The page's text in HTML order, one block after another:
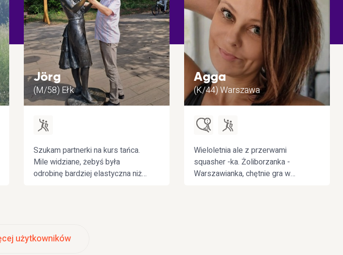
Jörg
(M/58) Ełk
Szukam partnerki na kurs tańca.
Mile widziane, żebyś była
odrobinę bardziej elastyczna niż
Agga
(K/44) Warszawa
Wieloletnia ale z przerwami
squasher -ka. Żoliborzanka -
Warszawianka, chętnie gra w
użytkowników